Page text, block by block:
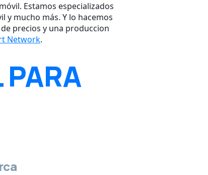
Estamos especializados
mucho más. Y lo hacemos
precios y una produccion
Network.